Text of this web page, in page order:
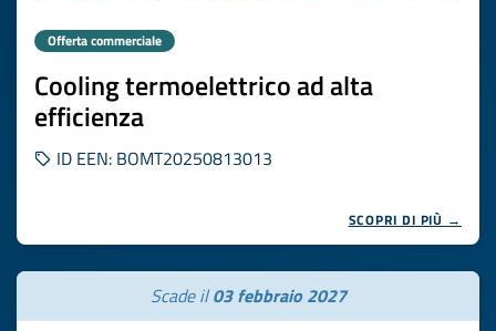
Offerta commerciale
Cooling termoelettrico ad alta
efficienza
ID EEN: BOMT20250813013
SCOPRI DI PIÙ →
Scade il03 febbraio 2027